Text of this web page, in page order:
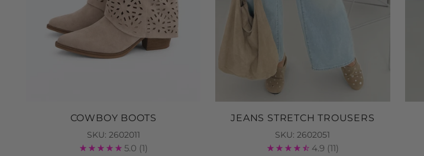
COWBOY BOOTS
SKU: 2602011
5.0 (1)
JEANS STRETCH TROUSERS
SKU: 2602051
4.9 (11)